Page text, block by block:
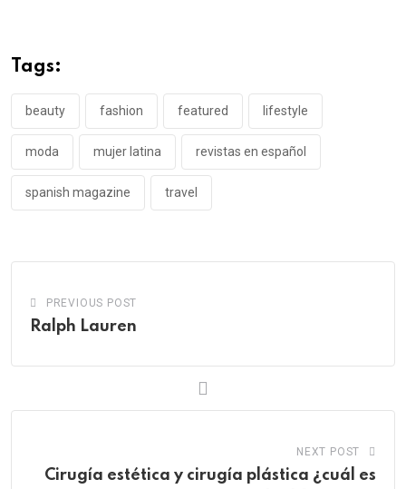
Tags:
beauty fashion featured lifestyle
moda mujer latina revistas en español
spanish magazine travel
PREVIOUS POST
Ralph Lauren
NEXT POST
Cirugía estética y cirugía plástica ¿cuál es